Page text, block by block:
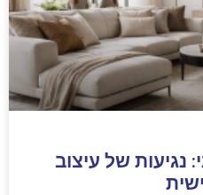
נגיעות של עיצוב